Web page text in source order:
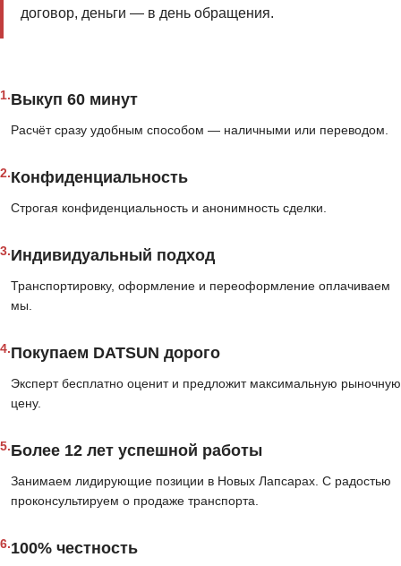
договор, деньги — в день обращения.
1.Выкуп 60 минут
Расчёт сразу удобным способом — наличными или переводом.
2.Конфиденциальность
Строгая конфиденциальность и анонимность сделки.
3.Индивидуальный подход
Транспортировку, оформление и переоформление оплачиваем
мы.
4.Покупаем DATSUN дорого
Эксперт бесплатно оценит и предложит максимальную рыночную
цену.
5.Более 12 лет успешной работы
Занимаем лидирующие позиции в Новых Лапсарах. С радостью
проконсультируем о продаже транспорта.
6.100% честность